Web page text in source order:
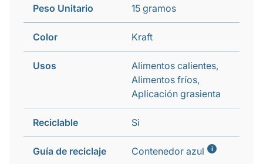
Peso Unitario 15 gramos
Color Kraft
Usos
Alimentos calientes,
Alimentos fríos,
Aplicación grasienta
Reciclable Si
Guía de reciclaje Contenedor azul i